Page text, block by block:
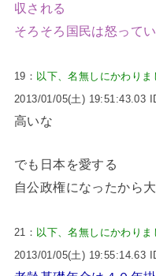
収される
そろそろ国民は怒って
19： 以下、名無しにかわり
2013/01/05(土) 19:51:43.03
高いな
でも日本を愛する
自公政権になったから
21： 以下、名無しにかわり
2013/01/05(土) 19:55:14.63